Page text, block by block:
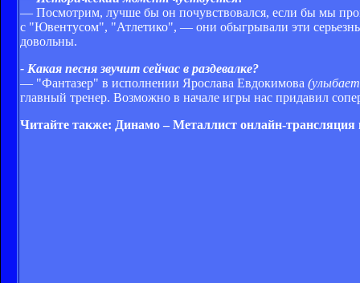
— Посмотрим, лучше бы он почувствовался, если бы мы
с "Ювентусом", "Атлетико", — они обыгрывали эти
довольны.
- Какая песня звучит сейчас в раздевалке?
— "Фантазер" в исполнении Ярослава Евдокимова
главный тренер. Возможно в начале игры нас придавил
Читайте также: Динамо – Металлист онлайн-трансляция